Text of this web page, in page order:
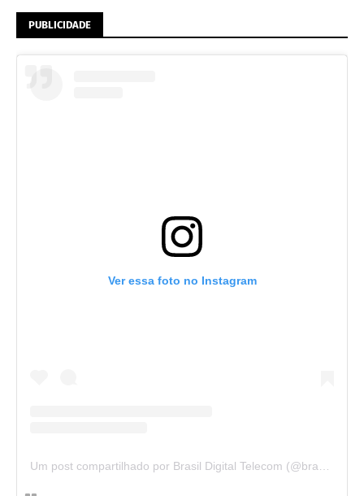
PUBLICIDADE
Ver essa foto no Instagram
Um post compartilhado por Brasil Digital Telecom (@brasildigitaltelecom)